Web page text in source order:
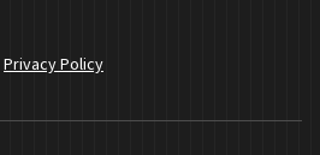
Privacy Policy